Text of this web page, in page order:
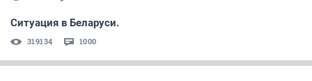
Ситуация в Беларуси.
319134 1000